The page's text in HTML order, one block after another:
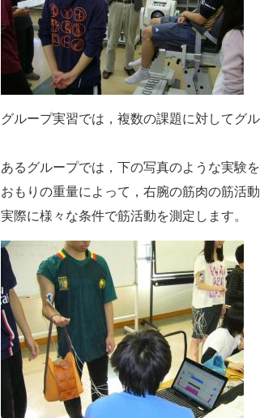
グループ実習では，複数の課題に対してグ
あるグループでは，下の写真のような実験を
おもりの重量によって，右腕の筋肉の筋活
実際に様々な条件で筋活動を測定します。